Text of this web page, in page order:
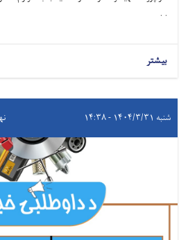
. .
بیشتر
شنبه ۱۴۰۴/۳/۳۱ - ۱۴:۳۸